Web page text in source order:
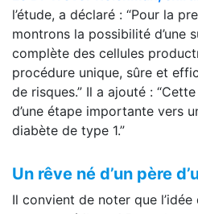
l’étude, a déclaré : “Pour la
montrons la possibilité d’une
complète des cellules
procédure unique, sûre et
de risques.” Il a ajouté :
d’une étape importante vers
diabète de type 1.”
Un rêve né d’un père
Il convient de noter que